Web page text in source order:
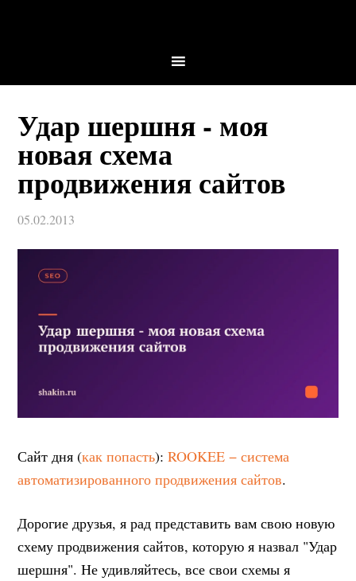
Удар шершня - моя
новая схема
продвижения сайтов
05.02.2013
Сайт дня (как попасть):ROOKEE − система
автоматизированного продвижения сайтов.
Дорогие друзья, я рад представить вам свою новую
схему продвижения сайтов, которую я назвал "Удар
шершня". Не удивляйтесь, все свои схемы я